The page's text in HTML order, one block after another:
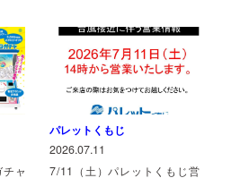
ャ
パレットくもじ
2026.07.11
7/11（土）パレットくもじ営